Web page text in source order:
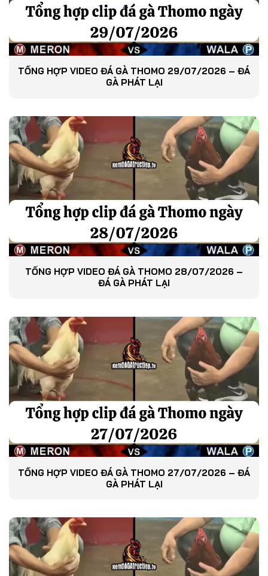
TỔNG HỢP VIDEO ĐÁ GÀ THOMO 29/07/2026 – ĐÁ
GÀ PHÁT LẠI
TỔNG HỢP VIDEO ĐÁ GÀ THOMO 28/07/2026 –
ĐÁ GÀ PHÁT LẠI
TỔNG HỢP VIDEO ĐÁ GÀ THOMO 27/07/2026 – ĐÁ
GÀ PHÁT LẠI